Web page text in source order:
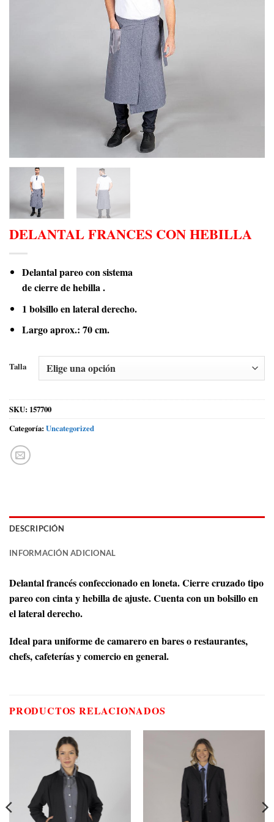
DELANTAL FRANCES CON HEBILLA
Delantal pareo con sistema
de cierre de hebilla .
1 bolsillo en lateral derecho.
Largo aprox.: 70 cm.
Talla
SKU: 157700
Categoría: Uncategorized
DESCRIPCIÓN
INFORMACIÓN ADICIONAL
Delantal francés confeccionado en loneta. Cierre cruzado tipo
pareo con cinta y hebilla de ajuste. Cuenta con un bolsillo en
el lateral derecho.
Ideal para uniforme de camarero en bares o restaurantes,
chefs, cafeterías y comercio en general.
PRODUCTOS RELACIONADOS